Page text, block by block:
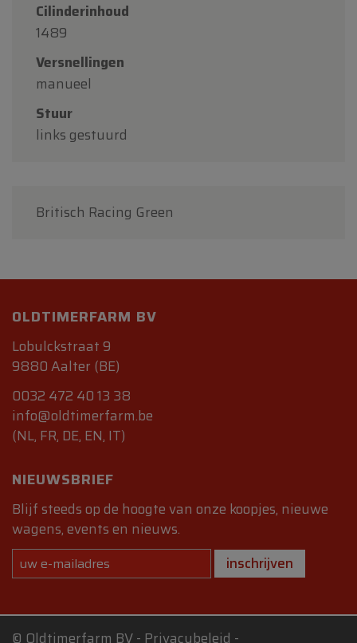
Cilinderinhoud
1489
Versnellingen
manueel
Stuur
links gestuurd
Britisch Racing Green
OLDTIMERFARM BV
Lobulckstraat 9
9880 Aalter (BE)
0032 472 40 13 38
info@oldtimerfarm.be
(NL, FR, DE, EN, IT)
NIEUWSBRIEF
Blijf steeds op de hoogte van onze koopjes, nieuwe
wagens, events en nieuws.
inschrijven
© Oldtimerfarm BV- Privacybeleid -